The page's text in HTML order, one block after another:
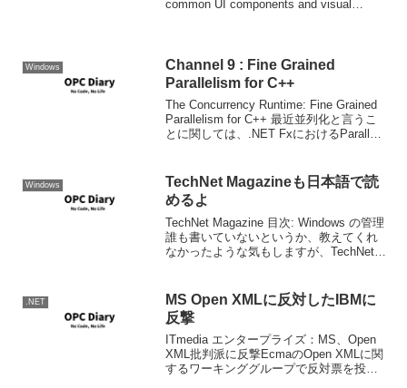
common UI components and visual
Windows
Channel 9 : Fine Grained
Parallelism for C++
The Concurrency Runtime: Fine Grained
Parallelism for C++ 最近並列化と言うこ
とに関しては、.NET FxにおけるParallel
Windows
TechNet Magazineも日本語で読
めるよ
TechNet Magazine 目次: Windows の管理
誰も書いていないというか、教えてくれ
なかったような気もしますが、TechNet
もさ...
.NET
MS Open XMLに反対したIBMに
反撃
ITmedia エンタープライズ：MS、Open
XML批判派に反撃EcmaのOpen XMLに関
するワーキンググループで反対票を投じ